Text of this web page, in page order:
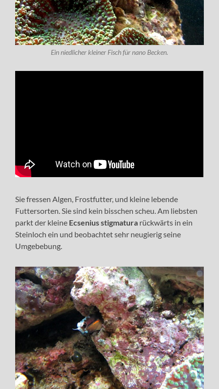
Ein niedlicher kleiner Fisch für nano Becken.
Sie fressen Algen, Frostfutter, und kleine lebende
Futtersorten. Sie sind kein bisschen scheu. Am liebsten
parkt der kleine Ecsenius stigmatura rückwärts in ein
Steinloch ein und beobachtet sehr neugierig seine
Umgebebung.